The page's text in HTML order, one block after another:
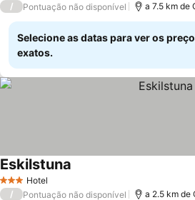
/ Pontuação não disponível a 7.5 km de
Selecione as datas para ver os
exatos.
3 EstrelasHotel
Eskilstuna
/ Pontuação não disponível a 2.5 km de